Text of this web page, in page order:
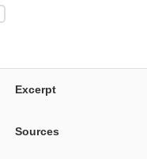
Excerpt
Sources